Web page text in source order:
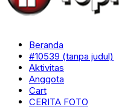
Beranda
#10539 (tanpa judul)
Aktivitas
Anggota
Cart
CERITA FOTO